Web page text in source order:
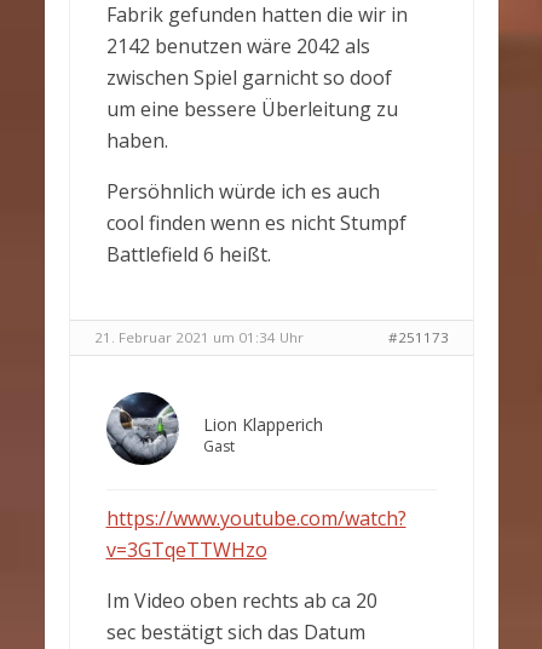
Fabrik gefunden hatten die wir in
2142 benutzen wäre 2042 als
zwischen Spiel garnicht so doof
um eine bessere Überleitung zu
haben.
Persöhnlich würde ich es auch
cool finden wenn es nicht Stumpf
Battlefield 6 heißt.
21. Februar 2021 um 01:34 Uhr #251173
Lion Klapperich
Gast
https://www.youtube.com/watch?
v=3GTqeTTWHzo
Im Video oben rechts ab ca 20
sec bestätigt sich das Datum